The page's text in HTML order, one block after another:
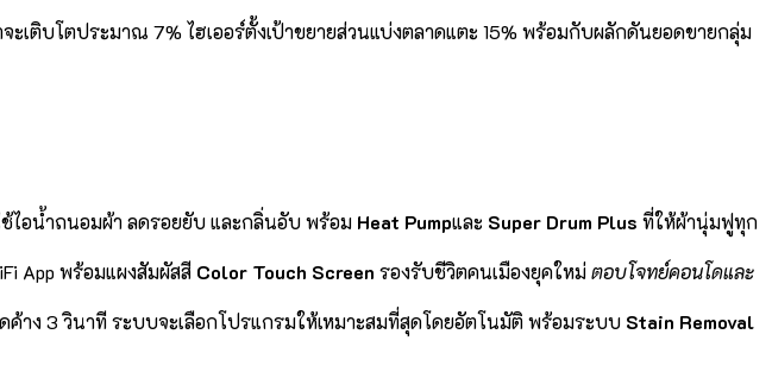
จะเติบโตประมาณ 7% ไฮเออร์ตั้งเป้าขยายส่วนแบ่งตลาดแตะ 15% พร้อมกับผลักดันยอดขายกลุ่ม
ไอน้ำถนอมผ้า ลดรอยยับ และกลิ่นอับ พร้อม Heat Pumpและ Super Drum Plus ที่ให้ผ้านุ่มฟูทุก
App พร้อมแผงสัมผัสสี Color Touch Screen รองรับชีวิตคนเมืองยุคใหม่ตอบโจทย์คอนโดและ
ค้าง 3 วินาที ระบบจะเลือกโปรแกรมให้เหมาะสมที่สุดโดยอัตโนมัติ พร้อมระบบ Stain Removal